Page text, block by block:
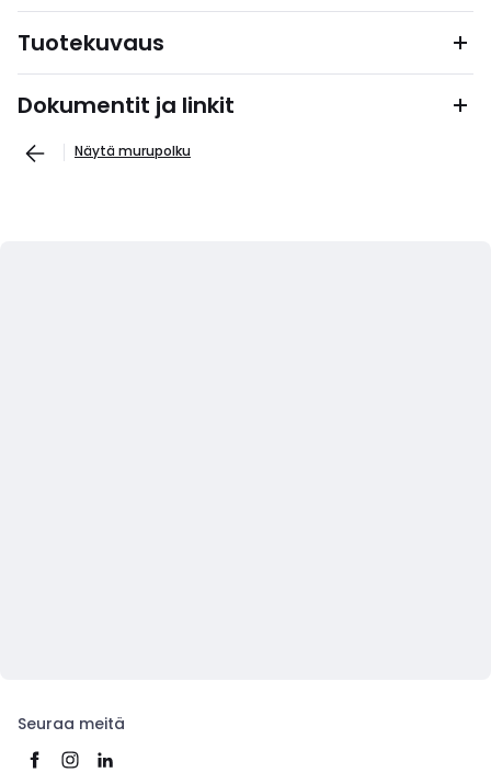
Tuotekuvaus
Dokumentit ja linkit
Näytä murupolku
Seuraa meitä